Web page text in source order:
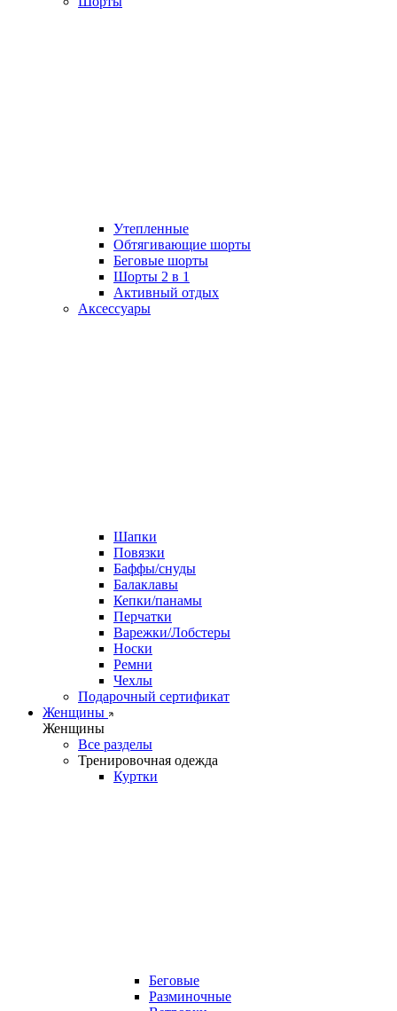
Утепленные
Обтягивающие шорты
Беговые шорты
Шорты 2 в 1
Активный отдых
Аксессуары
Шапки
Повязки
Баффы/снуды
Балаклавы
Кепки/панамы
Перчатки
Варежки/Лобстеры
Носки
Ремни
Чехлы
Подарочный сертификат
Женщины
Женщины
Все разделы
Тренировочная одежда
Куртки
Беговые
Разминочные